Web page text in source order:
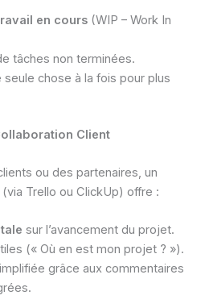
en cours (WIP – Work In
tâches non terminées.
chose à la fois pour plus
Client
ou des partenaires, un
Trello ou ClickUp) offre :
sur l’avancement du projet.
(« Où en est mon projet ? »).
grâce aux commentaires